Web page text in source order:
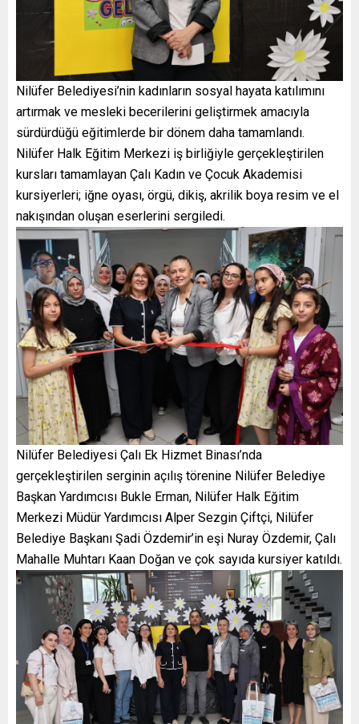
Nilüfer Belediyesi’nin kadınların sosyal hayata katılımını
artırmak ve mesleki becerilerini geliştirmek amacıyla
sürdürdüğü eğitimlerde bir dönem daha tamamlandı.
Nilüfer Halk Eğitim Merkezi iş birliğiyle gerçekleştirilen
kursları tamamlayan Çalı Kadın ve Çocuk Akademisi
kursiyerleri; iğne oyası, örgü, dikiş, akrilik boya resim ve el
nakışından oluşan eserlerini sergiledi.
Nilüfer Belediyesi Çalı Ek Hizmet Binası’nda
gerçekleştirilen serginin açılış törenine Nilüfer Belediye
Başkan Yardımcısı Bukle Erman, Nilüfer Halk Eğitim
Merkezi Müdür Yardımcısı Alper Sezgin Çiftçi, Nilüfer
Belediye Başkanı Şadi Özdemir’in eşi Nuray Özdemir, Çalı
Mahalle Muhtarı Kaan Doğan ve çok sayıda kursiyer katıldı.